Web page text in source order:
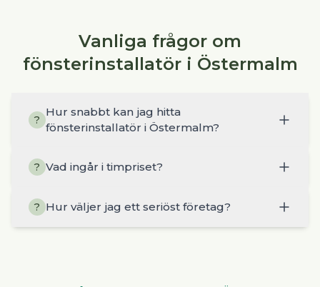
Vanliga frågor om
fönsterinstallatör i Östermalm
?
Hur snabbt kan jag hitta
fönsterinstallatör i Östermalm?
? Vad ingår i timpriset?
? Hur väljer jag ett seriöst företag?